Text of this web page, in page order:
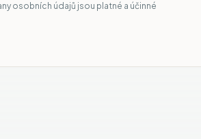
osobních údajů jsou platné a účinné